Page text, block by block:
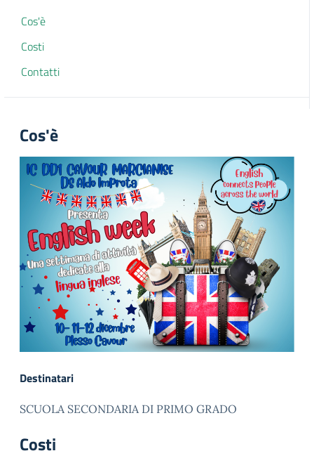
Cos'è
Costi
Contatti
Cos'è
Destinatari
SCUOLA SECONDARIA DI PRIMO GRADO
Costi